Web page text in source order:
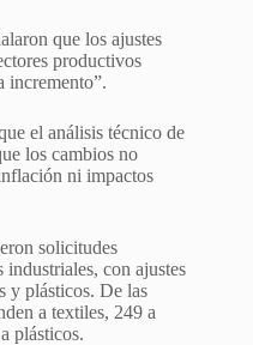
que los ajustes
productivos
incremento”.
el análisis técnico de
los cambios no
ni impactos
solicitudes
industriales, con ajustes
y plásticos. De las
a textiles, 249 a
plásticos.